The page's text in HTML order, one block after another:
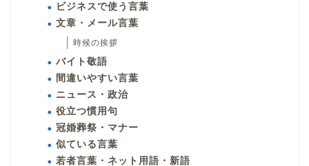
ビジネスで使う言葉
文章・メール言葉
時候の挨拶
バイト敬語
間違いやすい言葉
ニュース・政治
役立つ慣用句
冠婚葬祭・マナー
似ている言葉
若者言葉・ネット用語・新語